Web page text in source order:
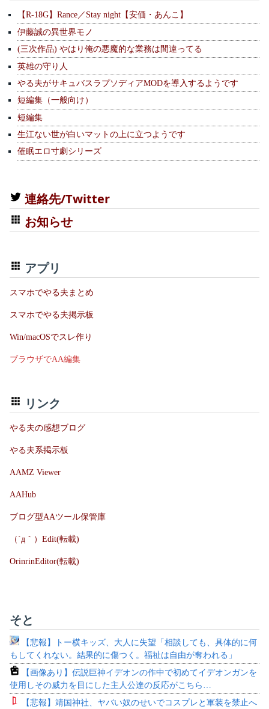
【R-18G】Rance／Stay night【安価・あんこ】
伊藤誠の異世界モノ
(三次作品) やはり俺の悪魔的な業務は間違ってる
英雄の守り人
やる夫がサキュバスラプソディアMODを導入するようです
短編集（一般向け）
短編集
生江ない世が白いマットの上に立つようです
催眠エロ寸劇シリーズ
連絡先/Twitter
お知らせ
アプリ
スマホでやる夫まとめ
スマホでやる夫掲示板
Win/macOSでスレ作り
ブラウザでAA編集
リンク
やる夫の感想ブログ
やる夫系掲示板
AAMZ Viewer
AAHub
ブログ型AAツール保管庫
（´д｀）Edit(転載)
OrinrinEditor(転載)
そと
【悲報】トー横キッズ、大人に失望「相談しても、具体的に何
もしてくれない。結果的に傷つく。福祉は自由が奪われる」
【画像あり】伝説巨神イデオンの作中で初めてイデオンガンを
使用しその威力を目にした主人公達の反応がこちら…
【悲報】靖国神社、ヤバい奴のせいでコスプレと軍装を禁止へ